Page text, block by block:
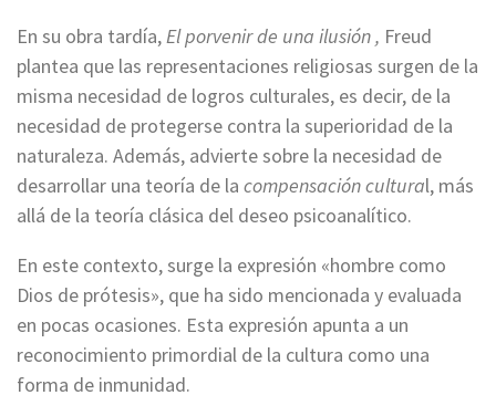
En su obra tardía,El porvenir de una ilusión , Freud
plantea que las representaciones religiosas surgen de la
misma necesidad de logros culturales, es decir, de la
necesidad de protegerse contra la superioridad de la
naturaleza. Además, advierte sobre la necesidad de
desarrollar una teoría de la compensación cultural, más
allá de la teoría clásica del deseo psicoanalítico.
En este contexto, surge la expresión «hombre como
Dios de prótesis», que ha sido mencionada y evaluada
en pocas ocasiones. Esta expresión apunta a un
reconocimiento primordial de la cultura como una
forma de inmunidad.